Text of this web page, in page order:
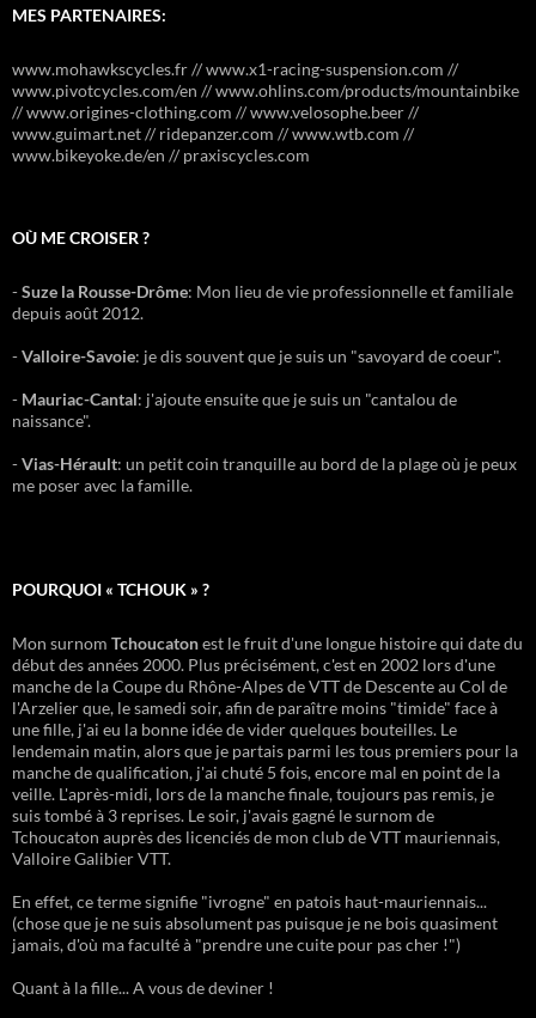
MES PARTENAIRES:
www.mohawkscycles.fr // www.x1-racing-suspension.com //
www.pivotcycles.com/en // www.ohlins.com/products/mountainbike
// www.origines-clothing.com // www.velosophe.beer //
www.guimart.net // ridepanzer.com // www.wtb.com //
www.bikeyoke.de/en // praxiscycles.com
OÙ ME CROISER ?
-Suze la Rousse-Drôme: Mon lieu de vie professionnelle et familiale
depuis août 2012.
-Valloire-Savoie: je dis souvent que je suis un "savoyard de coeur".
- Mauriac-Cantal: j'ajoute ensuite que je suis un "cantalou de
naissance".
-Vias-Hérault: un petit coin tranquille au bord de la plage où je peux
me poser avec la famille.
POURQUOI « TCHOUK » ?
Mon surnom Tchoucatonest le fruit d'une longue histoire qui date du
début des années 2000. Plus précisément, c'est en 2002 lors d'une
manche de la Coupe du Rhône-Alpes de VTT de Descente au Col de
l'Arzelier que, le samedi soir, afin de paraître moins "timide" face à
une fille, j'ai eu la bonne idée de vider quelques bouteilles. Le
lendemain matin, alors que je partais parmi les tous premiers pour la
manche de qualification, j'ai chuté 5 fois, encore mal en point de la
veille. L'après-midi, lors de la manche finale, toujours pas remis, je
suis tombé à 3 reprises. Le soir, j'avais gagné le surnom de
Tchoucaton auprès des licenciés de mon club de VTT mauriennais,
Valloire Galibier VTT.
En effet, ce terme signifie "ivrogne" en patois haut-mauriennais...
(chose que je ne suis absolument pas puisque je ne bois quasiment
jamais, d'où ma faculté à "prendre une cuite pour pas cher !")
Quant à la fille... A vous de deviner !